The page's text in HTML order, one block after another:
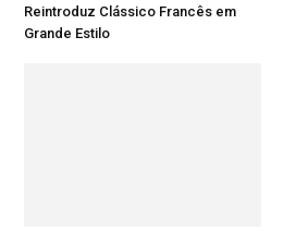
Reintroduz Clássico Francês em
Grande Estilo